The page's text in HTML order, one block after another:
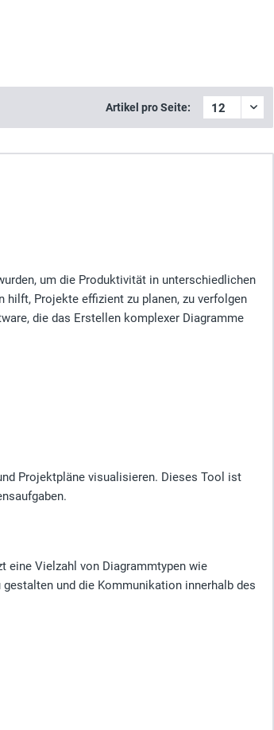
Artikel pro Seite:
um die Produktivität in unterschiedlichen
Projekte effizient zu planen, zu verfolgen
die das Erstellen komplexer Diagramme
Projektpläne visualisieren. Dieses Tool ist
eine Vielzahl von Diagrammtypen wie
und die Kommunikation innerhalb des